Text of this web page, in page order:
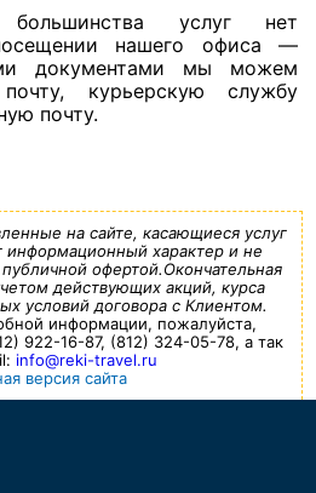
услуг нет
нашего офиса —
документами мы можем
курьерскую службу
почту.
на сайте, касающиеся услуг
информационный характер и не
офертой.Окончательная
действующих акций, курса
условий договора с Клиентом.
информации, пожалуйста,
922-16-87, (812) 324-05-78, а так
info@reki-travel.ru
версия сайта